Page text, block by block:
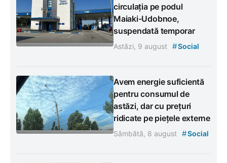
circulația pe podul
Maiaki-Udobnoe,
suspendată temporar
Astăzi, 9 august #Social
Avem energie suficientă
pentru consumul de
astăzi, dar cu prețuri
ridicate pe piețele externe
Sâmbătă, 8 august #Social